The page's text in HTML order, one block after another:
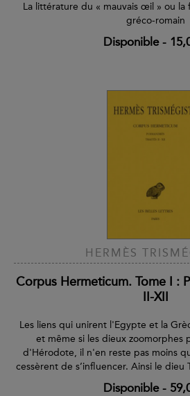
La littérature du « mauvais œil » ou la
gréco-romain
Disponible-
HERMÈS
Corpus Hermeticum. Tome I :
II-XII
Les liens qui unirent l'Egypte et la
et même si les dieux zoomorphes
d'Hérodote, il n'en reste pas moins
cessèrent de s’influencer. Ainsi le
Disponible-